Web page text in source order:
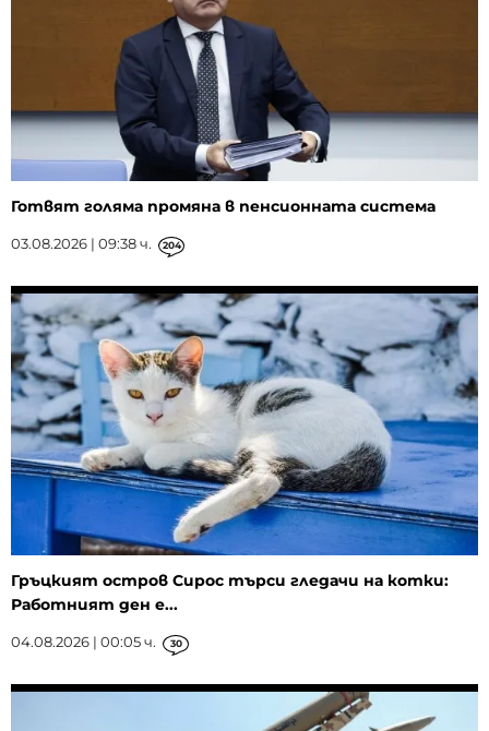
Готвят голяма промяна в пенсионната система
03.08.2026 | 09:38 ч. 204
Гръцкият остров Сирос търси гледачи на котки:
Работният ден е...
04.08.2026 | 00:05 ч. 30